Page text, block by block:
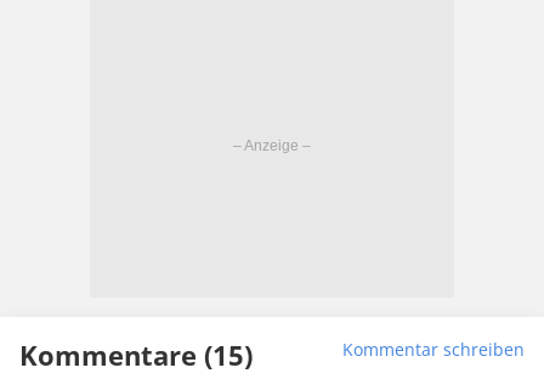
Kommentare (15) Kommentar schreiben